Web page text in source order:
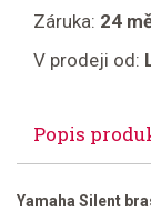
Záruka: 24
V prodeji od:
Popis
Yamaha Silent